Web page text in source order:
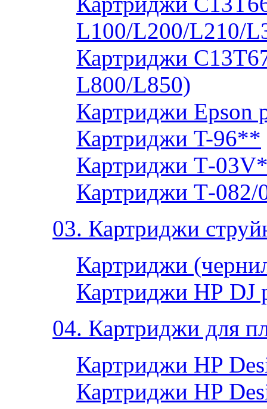
L100/L200/L210/
Картриджи
L800/L850)
Картриджи Epson
Картриджи T-96**
Картриджи Т-
Картриджи Т-
03. Картриджи
Картриджи
Картриджи НР DJ
04. Картриджи для
Картриджи HP
Картриджи HP